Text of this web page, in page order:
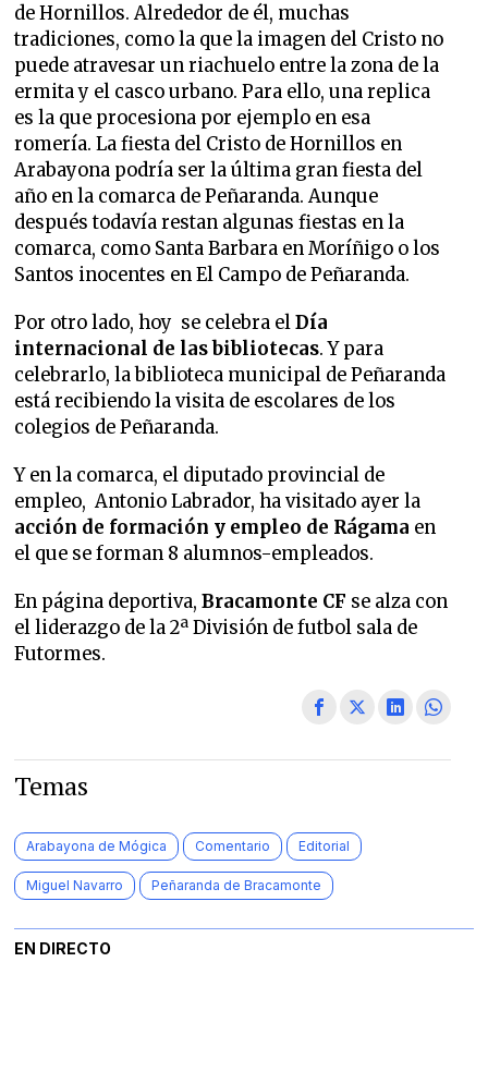
de Hornillos. Alrededor de él, muchas
tradiciones, como la que la imagen del Cristo no
puede atravesar un riachuelo entre la zona de la
ermita y el casco urbano. Para ello, una replica
es la que procesiona por ejemplo en esa
romería. La fiesta del Cristo de Hornillos en
Arabayona podría ser la última gran fiesta del
año en la comarca de Peñaranda. Aunque
después todavía restan algunas fiestas en la
comarca, como Santa Barbara en Moríñigo o los
Santos inocentes en El Campo de Peñaranda.
Por otro lado, hoy se celebra elDía
internacional de las bibliotecas. Y para
celebrarlo, la biblioteca municipal de Peñaranda
está recibiendo la visita de escolares de los
colegios de Peñaranda.
Y en la comarca, el diputado provincial de
empleo, Antonio Labrador, ha visitado ayer la
acción de formación y empleo de Rágama en
el que se forman 8 alumnos-empleados.
En página deportiva,Bracamonte CF se alza con
el liderazgo de la 2ª División de futbol sala de
Futormes.
Temas
Arabayona de Mógica Comentario Editorial
Miguel Navarro Peñaranda de Bracamonte
EN DIRECTO